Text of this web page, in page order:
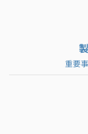
重要